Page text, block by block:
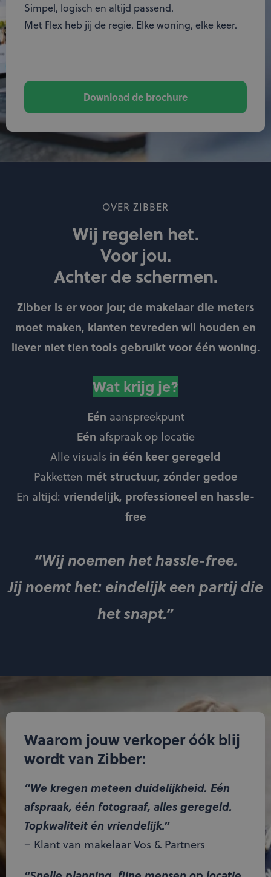
Simpel, logisch en altijd passend.
Met Flex heb jij de regie. Elke woning, elke keer.
Download de brochure
OVER ZIBBER
Wij regelen het.
Voor jou.
Achter de schermen.
Zibber is er voor jou; de makelaar die meters
moet maken, klanten tevreden wil houden en
liever niet tien tools gebruikt voor één woning.
Wat krijg je?
Eén aanspreekpunt
Eén afspraak op locatie
Alle visuals in één keer geregeld
Pakketten mét structuur, zónder gedoe
En altijd: vriendelijk, professioneel en hassle-
free
“Wij noemen het hassle-free.
Jij noemt het: eindelijk een partij die
het snapt.”
Waarom jouw verkoper óók blij
wordt van Zibber:
“We kregen meteen duidelijkheid. Eén
afspraak, één fotograaf, alles geregeld.
Topkwaliteit én vriendelijk.”
– Klant van makelaar Vos & Partners